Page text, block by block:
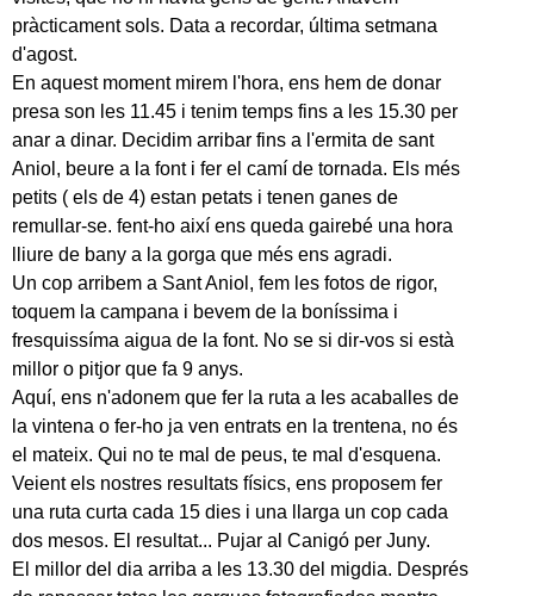
pràcticament sols. Data a recordar, última setmana
d'agost.
En aquest moment mirem l'hora, ens hem de donar
presa son les 11.45 i tenim temps fins a les 15.30 per
anar a dinar. Decidim arribar fins a l'ermita de sant
Aniol, beure a la font i fer el camí de tornada. Els més
petits ( els de 4) estan petats i tenen ganes de
remullar-se. fent-ho així ens queda gairebé una hora
lliure de bany a la gorga que més ens agradi.
Un cop arribem a Sant Aniol, fem les fotos de rigor,
toquem la campana i bevem de la boníssima i
fresquissíma aigua de la font. No se si dir-vos si està
millor o pitjor que fa 9 anys.
Aquí, ens n'adonem que fer la ruta a les acaballes de
la vintena o fer-ho ja ven entrats en la trentena, no és
el mateix. Qui no te mal de peus, te mal d'esquena.
Veient els nostres resultats físics, ens proposem fer
una ruta curta cada 15 dies i una llarga un cop cada
dos mesos. El resultat... Pujar al Canigó per Juny.
El millor del dia arriba a les 13.30 del migdia. Després